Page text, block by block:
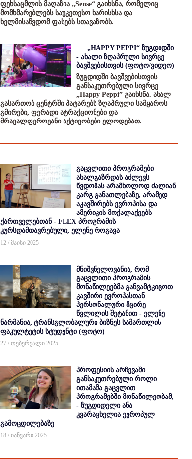
ფეხსაცმლის მაღაზია „Sense“ გაიხსნა, რომელიც
მომხმარებლებს საუკეთესო ხარისხსა და
ხელმისაწვდომ ფასებს სთავაზობს.
„HAPPY PEPPI“ ზუგდიდში
- ახალი ზღაპრული სივრცე
ბავშვებისთვის (ფოტო/ვიდეო)
ზუგდიდში ბავშვებისთვის
განსაკუთრებული სივრცე
„Happy Peppi” გაიხსნა. ახალ
გასართობ ცენტრში პატარებს ზღაპრული სამყაროს
გმირები, ფერადი ატრაქციონები და
მრავალფეროვანი აქტივობები ელოდებათ.
გაცვლითი პროგრამები
ახალგაზრდას აძლევს
წვდომას არამხოლოდ ძალიან
კარგ განათლებაზე, არამედ
აკავშირებს ევროპისა და
ამერიკის მოქალაქეებს
ქართველებთან - FLEX პროგრამის
კურსდამთავრებული, ელენე როგავა
12 / მაისი 2025
მნიშვნელოვანია, რომ
გაცვლითი პროგრამის
მონაწილეებმა განვამტკიცოთ
კავშირი ევროპასთან
პერსონალური მცირე
წვლილის შეტანით - ელენე
ნარმანია, ტრანსგლობალური ბიზნეს სამართლის
ფაკულტეტის სტუდენტი (ფოტო)
27 / თებერვალი 2025
პროფესიის არჩევაში
განსაკუთრებული როლი
ითამაშა გაცვლით
პროგრამებში მონაწილეობამ,
- ზუგდიდელი ანა
კვარაცხელია ევროპულ
გამოცდილებაზე
18 / იანვარი 2025